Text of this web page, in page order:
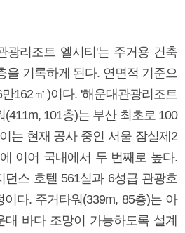
광리조트 엘시티'는 주거용 건축
을 기록하게 된다. 연면적 기준으
162㎡)이다. '해운대관광리조트
101층)는 부산 최초로 100
는 현재 공사 중인 서울 잠실제2
이어 국내에서 두 번째로 높다.
던스 호텔 561실과 6성급 관광호
다. 주거타워(339m, 85층)는 아
대 바다 조망이 가능하도록 설계